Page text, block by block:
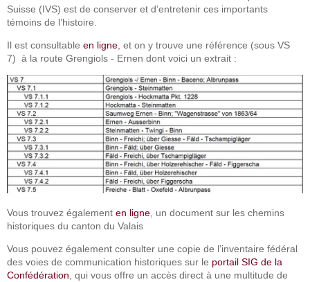
Suisse (IVS) est de conserver et d’entretenir ces importants
témoins de l’histoire.
Il est consultable en ligne , et on y trouve une référence (sous VS
7) à la route Grengiols - Ernen dont voici un extrait :
Vous trouvez également en ligne , un document sur les chemins
historiques du canton du Valais
Vous pouvez également consulter une copie de l’inventaire fédéral
des voies de communication historiques sur le portail SIG de la
Confédération , qui vous offre un accès direct à une multitude de